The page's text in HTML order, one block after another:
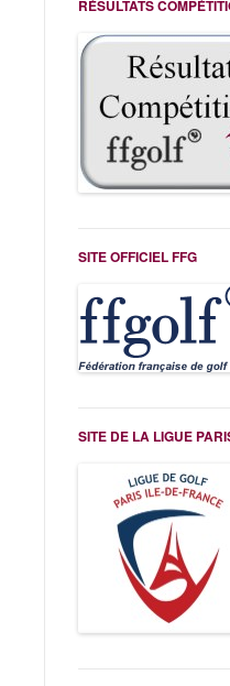
RÉSULTATS
SITE OFFICIEL FFG
SITE DE LA LIGUE